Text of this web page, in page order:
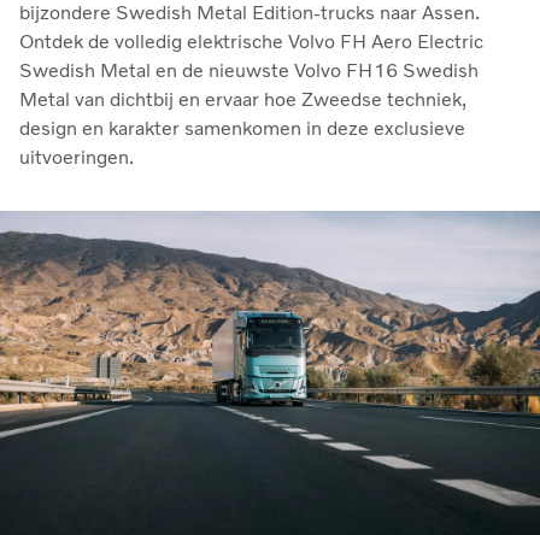
bijzondere Swedish Metal Edition-trucks naar Assen.
Ontdek de volledig elektrische Volvo FH Aero Electric
Swedish Metal en de nieuwste Volvo FH16 Swedish
Metal van dichtbij en ervaar hoe Zweedse techniek,
design en karakter samenkomen in deze exclusieve
uitvoeringen.